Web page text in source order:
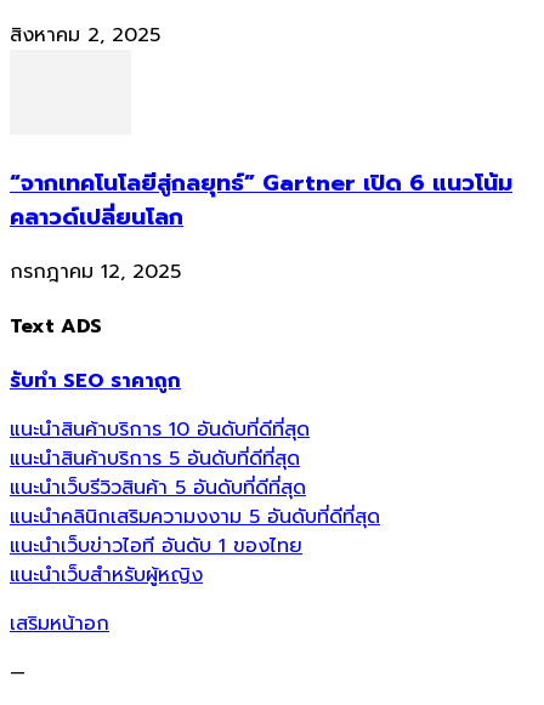
สิงหาคม 2, 2025
“จากเทคโนโลยีสู่กลยุทธ์” Gartner เปิด 6 แนวโน้ม
คลาวด์เปลี่ยนโลก
กรกฎาคม 12, 2025
Text ADS
รับทำ SEO ราคาถูก
แนะนำสินค้าบริการ 10 อันดับที่ดีที่สุด
แนะนำสินค้าบริการ 5 อันดับที่ดีที่สุด
แนะนำเว็บรีวิวสินค้า 5 อันดับที่ดีที่สุด
แนะนำคลินิกเสริมความงงาม 5 อันดับที่ดีที่สุด
แนะนำเว็บข่าวไอที อันดับ 1 ของไทย
แนะนำเว็บสำหรับผู้หญิง
เสริมหน้าอก
—